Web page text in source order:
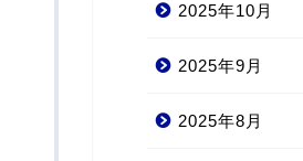
2025年10月
2025年9月
2025年8月